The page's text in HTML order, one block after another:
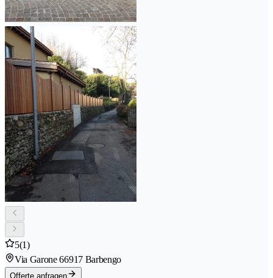
5(1)
Via Garone 66917 Barbengo
Offerte anfragen